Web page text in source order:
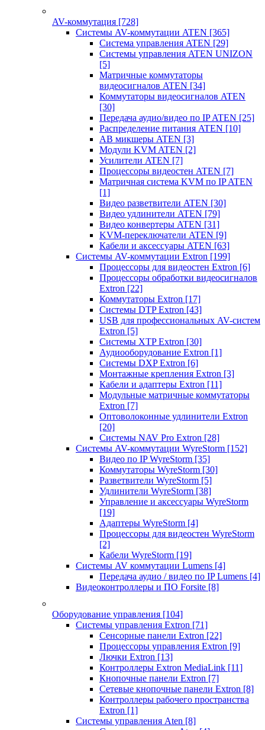
AV-коммутация [728]
Системы AV-коммутации ATEN [365]
Система управления ATEN [29]
Системы управления ATEN UNIZON
[5]
Матричные коммутаторы
видеосигналов ATEN [34]
Коммутаторы видеосигналов ATEN
[30]
Передача аудио/видео по IP ATEN [25]
Распределение питания ATEN [10]
АВ микшеры ATEN [3]
Модули KVM ATEN [2]
Усилители ATEN [7]
Процессоры видеостен ATEN [7]
Матричная система KVM по IP ATEN
[1]
Видео разветвители ATEN [30]
Видео удлинители ATEN [79]
Видео конвертеры ATEN [31]
KVM-переключатели ATEN [9]
Кабели и аксессуары ATEN [63]
Системы AV-коммутации Extron [199]
Процессоры для видеостен Extron [6]
Процессоры обработки видеосигналов
Extron [22]
Коммутаторы Extron [17]
Системы DTP Extron [43]
USB для профессиональных AV-систем
Extron [5]
Системы XTP Extron [30]
Аудиооборудование Extron [1]
Системы DXP Extron [6]
Монтажные крепления Extron [3]
Кабели и адаптеры Extron [11]
Модульные матричные коммутаторы
Extron [7]
Оптоволоконные удлинители Extron
[20]
Системы NAV Pro Extron [28]
Системы AV-коммутации WyreStorm [152]
Видео по IP WyreStorm [35]
Коммутаторы WyreStorm [30]
Разветвители WyreStorm [5]
Удлинители WyreStorm [38]
Управление и аксессуары WyreStorm
[19]
Адаптеры WyreStorm [4]
Процессоры для видеостен WyreStorm
[2]
Кабели WyreStorm [19]
Системы AV коммутации Lumens [4]
Передача аудио / видео по IP Lumens [4]
Видеоконтроллеры и ПО Forsite [8]
Оборудование управления [104]
Системы управления Extron [71]
Сенсорные панели Extron [22]
Процессоры управления Extron [9]
Лючки Extron [13]
Контроллеры Extron MediaLink [11]
Кнопочные панели Extron [7]
Сетевые кнопочные панели Extron [8]
Контроллеры рабочего пространства
Extron [1]
Системы управления Aten [8]